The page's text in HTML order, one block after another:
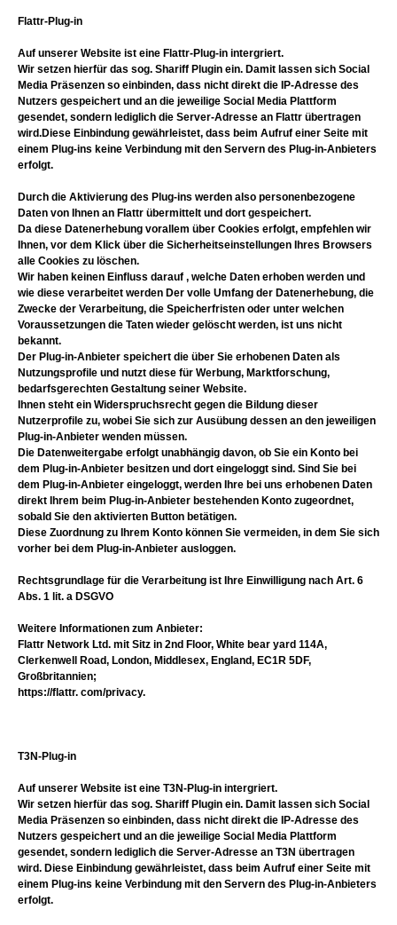
Flattr-Plug-in
Auf unserer Website ist eine Flattr-Plug-in intergriert.
Wir setzen hierfür das sog. Shariff Plugin ein. Damit lassen sich Social
Media Präsenzen so einbinden, dass nicht direkt die IP-Adresse des
Nutzers gespeichert und an die jeweilige Social Media Plattform
gesendet, sondern lediglich die Server-Adresse an Flattr übertragen
wird.Diese Einbindung gewährleistet, dass beim Aufruf einer Seite mit
einem Plug-ins keine Verbindung mit den Servern des Plug-in-Anbieters
erfolgt.
Durch die Aktivierung des Plug-ins werden also personenbezogene
Daten von Ihnen an Flattr übermittelt und dort gespeichert.
Da diese Datenerhebung vorallem über Cookies erfolgt, empfehlen wir
Ihnen, vor dem Klick über die Sicherheitseinstellungen Ihres Browsers
alle Cookies zu löschen.
Wir haben keinen Einfluss darauf , welche Daten erhoben werden und
wie diese verarbeitet werden Der volle Umfang der Datenerhebung, die
Zwecke der Verarbeitung, die Speicherfristen oder unter welchen
Voraussetzungen die Taten wieder gelöscht werden, ist uns nicht
bekannt.
Der Plug-in-Anbieter speichert die über Sie erhobenen Daten als
Nutzungsprofile und nutzt diese für Werbung, Marktforschung,
bedarfsgerechten Gestaltung seiner Website.
Ihnen steht ein Widerspruchsrecht gegen die Bildung dieser
Nutzerprofile zu, wobei Sie sich zur Ausübung dessen an den jeweiligen
Plug-in-Anbieter wenden müssen.
Die Datenweitergabe erfolgt unabhängig davon, ob Sie ein Konto bei
dem Plug-in-Anbieter besitzen und dort eingeloggt sind. Sind Sie bei
dem Plug-in-Anbieter eingeloggt, werden Ihre bei uns erhobenen Daten
direkt Ihrem beim Plug-in-Anbieter bestehenden Konto zugeordnet,
sobald Sie den aktivierten Button betätigen.
Diese Zuordnung zu Ihrem Konto können Sie vermeiden, in dem Sie sich
vorher bei dem Plug-in-Anbieter ausloggen.
Rechtsgrundlage für die Verarbeitung ist Ihre Einwilligung nach Art. 6
Abs. 1 lit. a DSGVO
Weitere Informationen zum Anbieter:
Flattr Network Ltd. mit Sitz in 2nd Floor, White bear yard 114A,
Clerkenwell Road, London, Middlesex, England, EC1R 5DF,
Großbritannien;
https://flattr. com/privacy.
T3N-Plug-in
Auf unserer Website ist eine T3N-Plug-in intergriert.
Wir setzen hierfür das sog. Shariff Plugin ein. Damit lassen sich Social
Media Präsenzen so einbinden, dass nicht direkt die IP-Adresse des
Nutzers gespeichert und an die jeweilige Social Media Plattform
gesendet, sondern lediglich die Server-Adresse an T3N übertragen
wird. Diese Einbindung gewährleistet, dass beim Aufruf einer Seite mit
einem Plug-ins keine Verbindung mit den Servern des Plug-in-Anbieters
erfolgt.